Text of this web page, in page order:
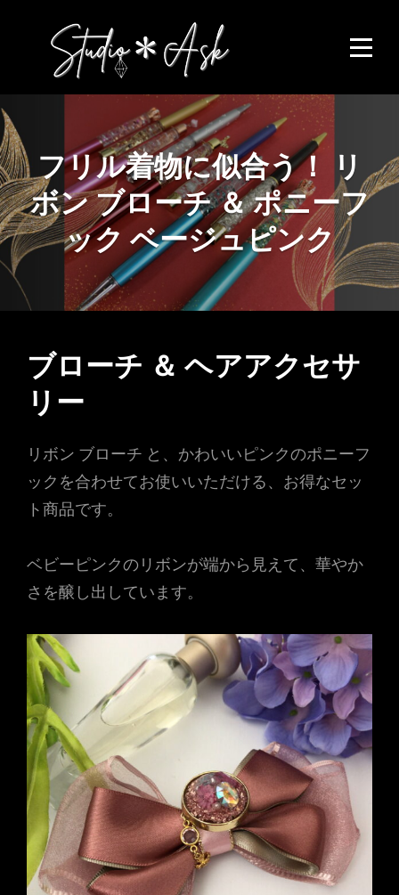
content
フリル着物に似合う！ リ
ボン ブローチ ＆ ポニーフ
ック ベージュピンク
ブローチ ＆ ヘアアクセサ
リー
リボン ブローチ と、かわいいピンクのポニーフ
ックを合わせてお使いいただける、お得なセッ
ト商品です。
ベビーピンクのリボンが端から見えて、華やか
さを醸し出しています。
投
稿
ビ
ゲ
シ
ョ
ン